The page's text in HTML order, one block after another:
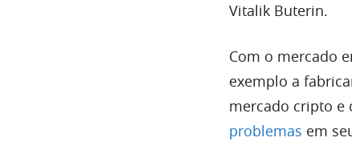
Vitalik Buterin.
Com o mercado
exemplo a
mercado cripto e
problemas em